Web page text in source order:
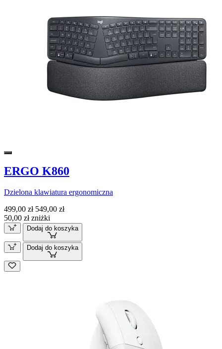
ERGO K860
Dzielona klawiatura ergonomiczna
499,00 zł 549,00 zł
50,00 zł zniżki
Dodaj do koszyka
Dodaj do koszyka